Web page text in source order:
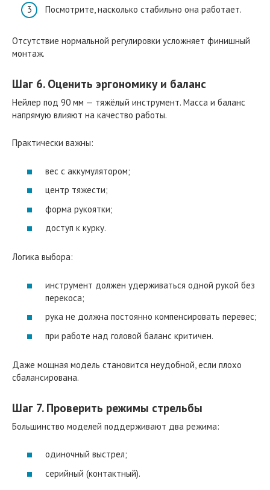
Посмотрите, насколько стабильно она работает.
Отсутствие нормальной регулировки усложняет финишный
монтаж.
Шаг 6. Оценить эргономику и баланс
Нейлер под 90 мм — тяжёлый инструмент. Масса и баланс
напрямую влияют на качество работы.
Практически важны:
вес с аккумулятором;
центр тяжести;
форма рукоятки;
доступ к курку.
Логика выбора:
инструмент должен удерживаться одной рукой без
перекоса;
рука не должна постоянно компенсировать перевес;
при работе над головой баланс критичен.
Даже мощная модель становится неудобной, если плохо
сбалансирована.
Шаг 7. Проверить режимы стрельбы
Большинство моделей поддерживают два режима:
одиночный выстрел;
серийный (контактный).